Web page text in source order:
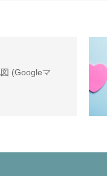
(Googleマ